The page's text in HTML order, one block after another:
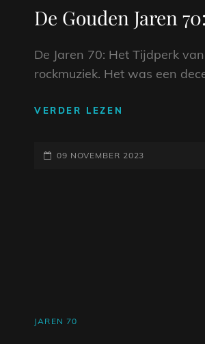
De Gouden Jaren
De Jaren 70: Het Tijdperk
rockmuziek. Het was een
VERDER LEZEN
70:
GEPLAATST
09 NOVEMBER 2023
CAT
JAREN 70